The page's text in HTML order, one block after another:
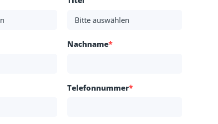
Nachname*
Telefonnummer*